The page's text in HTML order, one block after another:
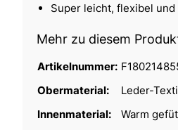
Super leicht, flexibel
Mehr zu diesem
Artikelnummer:
Obermaterial:
Leder-
Innenmaterial:
Warm